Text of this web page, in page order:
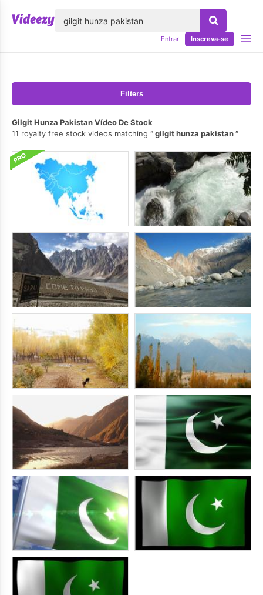
Entrar Inscreva-se
Filters
Gilgit Hunza Pakistan Vídeo De Stock
11 royalty free stock videos matching
gilgit hunza pakistan